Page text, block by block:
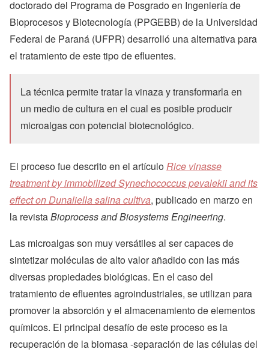
doctorado del Programa de Posgrado en Ingeniería de
Bioprocesos y Biotecnología (PPGEBB) de la Universidad
Federal de Paraná (UFPR) desarrolló una alternativa para
el tratamiento de este tipo de efluentes.
La técnica permite tratar la vinaza y transformarla en
un medio de cultura en el cual es posible producir
microalgas con potencial biotecnológico.
El proceso fue descrito en el artículoRice vinasse
treatment by immobilized Synechococcus pevalekii and its
effect on Dunaliella salina cultiva, publicado en marzo en
la revistaBioprocess and Biosystems Engineering.
Las microalgas son muy versátiles al ser capaces de
sintetizar moléculas de alto valor añadido con las más
diversas propiedades biológicas. En el caso del
tratamiento de efluentes agroindustriales, se utilizan para
promover la absorción y el almacenamiento de elementos
químicos. El principal desafío de este proceso es la
recuperación de la biomasa -separación de las células del